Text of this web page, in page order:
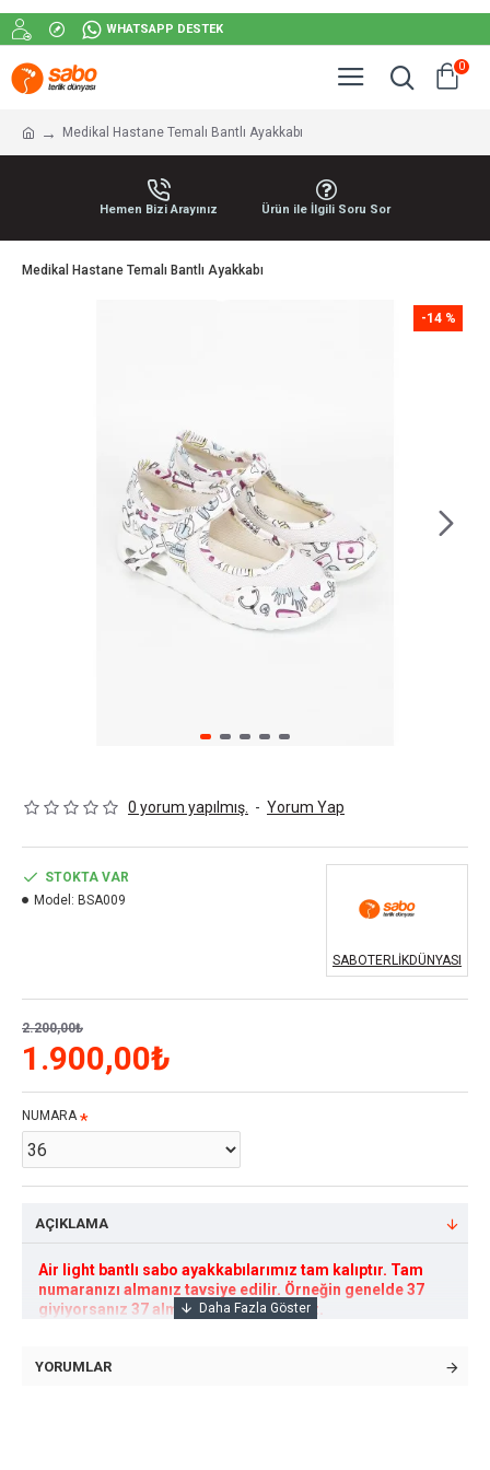
WHATSAPP DESTEK
0
Medikal Hastane Temalı Bantlı Ayakkabı
Hemen Bizi Arayınız Ürün ile İlgili Soru Sor
Medikal Hastane Temalı Bantlı Ayakkabı
-14 %
0 yorum yapılmış. - Yorum Yap
1.900,00₺
2.200,00₺
STOKTA VAR
Model: BSA009
SABOTERLİKDÜNYASI
NUMARA
AÇIKLAMA
Air light bantlı sabo ayakkabılarımız tam kalıptır. Tam
numaranızı almanız tavsiye edilir. Örneğin genelde 37
giyiyorsanız 37 almanızı tavsiye ederiz.
Özel Tasarım Air Light Bantlı Sabo
YORUMLAR